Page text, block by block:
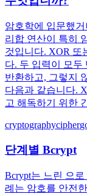
암호학에 입문했
리합 연산이 특히
것입니다. XOR 또
다. 두 입력이 모두
반환하고, 그렇지
다음과 같습니다.
고 해독하기 위한
cryptographycipher
단계별 Bcrypt
Bcrypt는 느린 으
례는 암호를 안전